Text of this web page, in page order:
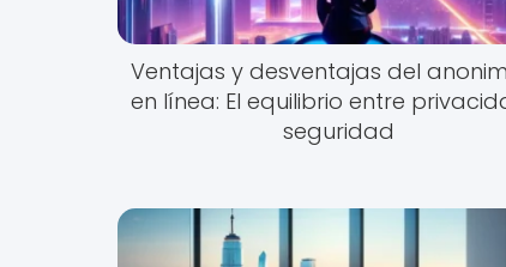
Ventajas y desventajas del
en línea: El equilibrio entre
seguridad